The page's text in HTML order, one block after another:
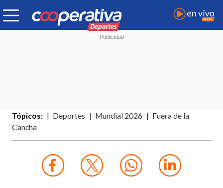
Tópicos: Deportes Mundial 2026
Fuera de la
Cancha